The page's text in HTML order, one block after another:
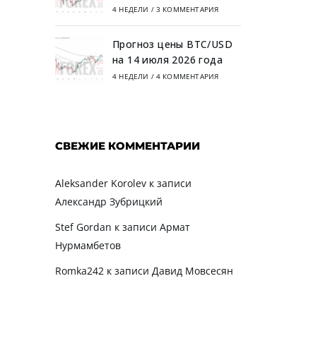
4 НЕДЕЛИ / 3 КОММЕНТАРИЯ
Прогноз цены BTC/USD
на 14 июля 2026 года
4 НЕДЕЛИ / 4 КОММЕНТАРИЯ
СВЕЖИЕ КОММЕНТАРИИ
Aleksander Korolevк записи
Александр Зубрицкий
Stef Gordan к записи Армат
Нурмамбетов
Romka242 к записи Давид Мовсесян